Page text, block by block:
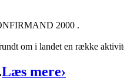
2000 .
om i landet en række
Læs mere›